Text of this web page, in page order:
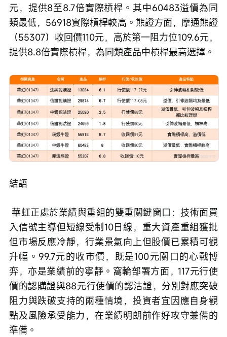
元，提供8至8.7倍實際槓桿。其中60483溢價為同
類最低，56918實際槓桿較高。熊證方面，摩通熊證
（55307）收回價110元，高於第一阻力位109.6元，
提供8.8倍實際槓桿，為同類產品中槓桿最高選擇。
結語
入信號主導但短線受制10日線，重大資產重組獲批
但市場反應冷靜，行業景氣向上但股價已累積可觀
升幅。99.7元的收市價，既是100元關口的心戰博
弈，亦是業績前的寧靜。窩輪部署方面，117元行使
價的認購證與88元行使價的認沽證，分別對應突破
阻力與跌破支持的兩種情境，投資者宜因應自身觀
點及風險承受能力，在業績明朗前作好攻守兼備的
準備。